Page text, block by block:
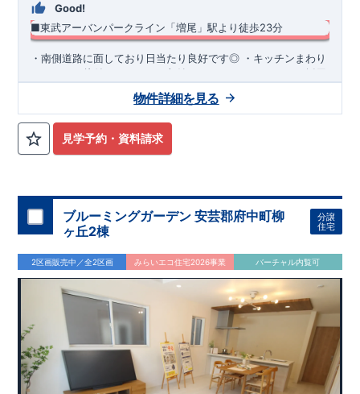
Good!
■東武アーバンパークライン「増尾」駅より徒歩23分
​・南側道路に面しており日当たり良好です◎ ・キッチンまわり
がすっきり片付くパントリー収納 ・スマートサニタリーを採用
納を採用！ ​・共働き世帯に大活躍の宅配ボックス
学校 約750m(徒歩約10分)【買物施設】
MARKET Serection青葉台店 約640m(徒歩約8分) ◎ マミー
■第三者機関が設計・建物検査(全四回)を実施 ■税制優遇あり
4分野6項目で最高等級を取得!
□ 構造の安定 (耐風等級2・耐震等級3) □ 劣化の軽減 (劣化対
策等級3) □ 維持管理への配慮 (維持管理対策等級3) □ 空気環
境 (ホルムアルデヒド発散等級3)
快適に長く住める住宅
【長期優良住宅】■国の定める7つの技術基準をクリア ■税制
優遇あり
【東栄セーフティーダンパー標準装備】■制震ダンパ
ーで振れ幅を大幅に低減、繰り返す地震に強い『耐震+制震』
■メンテナンスフリー
現地案内予約受付中
詳細やご見学など、お気軽にお問合せ下さ
い♪ 東栄住宅 本八幡営業所 TEL:0120-948-056
見学予約・資料請求
物件詳細を見る
ブルーミングガーデン 安芸郡府中町柳
ヶ丘2棟
分譲
住宅
2区画販売中／全2区画 みらいエコ住宅2026事業 バーチャル内覧可